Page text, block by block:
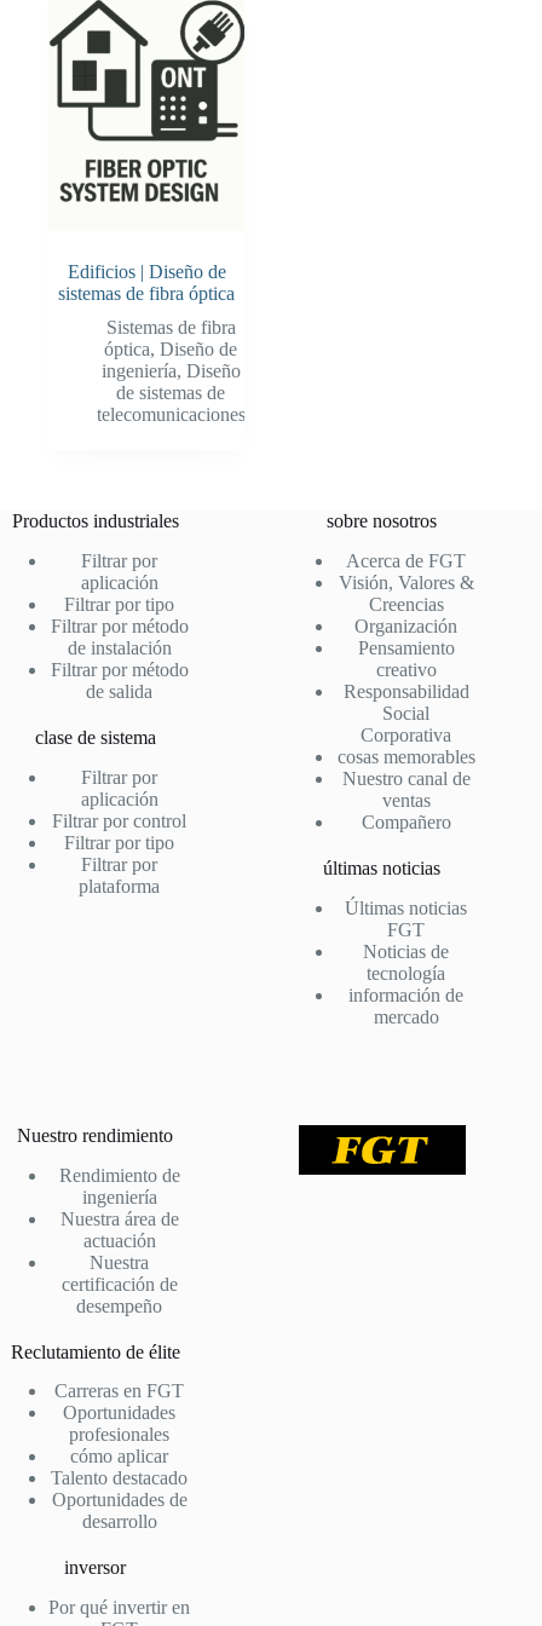
Edificios | Diseño de
sistemas de fibra óptica
Sistemas de fibra
óptica,Diseño de
ingeniería, Diseño
de sistemas de
telecomunicaciones
Productos industriales
Filtrar por
aplicación
Filtrar por tipo
Filtrar por método
de instalación
Filtrar por método
de salida
clase de sistema
Filtrar por
aplicación
Filtrar por control
Filtrar por tipo
Filtrar por
plataforma
sobre nosotros
Acerca de FGT
Visión, Valores &
Creencias
Organización
Pensamiento
creativo
Responsabilidad
Social
Corporativa
cosas memorables
Nuestro canal de
ventas
Compañero
últimas noticias
Últimas noticias
FGT
Noticias de
tecnología
información de
mercado
Nuestro rendimiento
Rendimiento de
ingeniería
Nuestra área de
actuación
Nuestra
certificación de
desempeño
Reclutamiento de élite
Carreras en FGT
Oportunidades
profesionales
cómo aplicar
Talento destacado
Oportunidades de
desarrollo
inversor
Por qué invertir en